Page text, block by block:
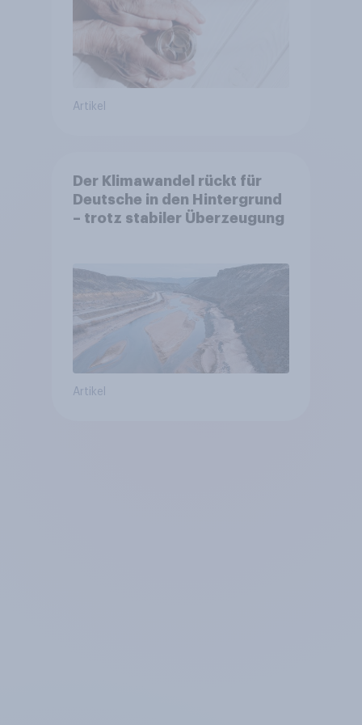
Artikel
Der Klimawandel rückt für
Deutsche in den Hintergrund
– trotz stabiler Überzeugung
Artikel